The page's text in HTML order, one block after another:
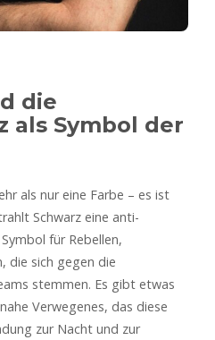
die
als Symbol der
als nur eine Farbe – es ist
Schwarz eine anti-
für Rebellen,
die sich gegen die
stemmen. Es gibt etwas
Verwegenes, das diese
zur Nacht und zur